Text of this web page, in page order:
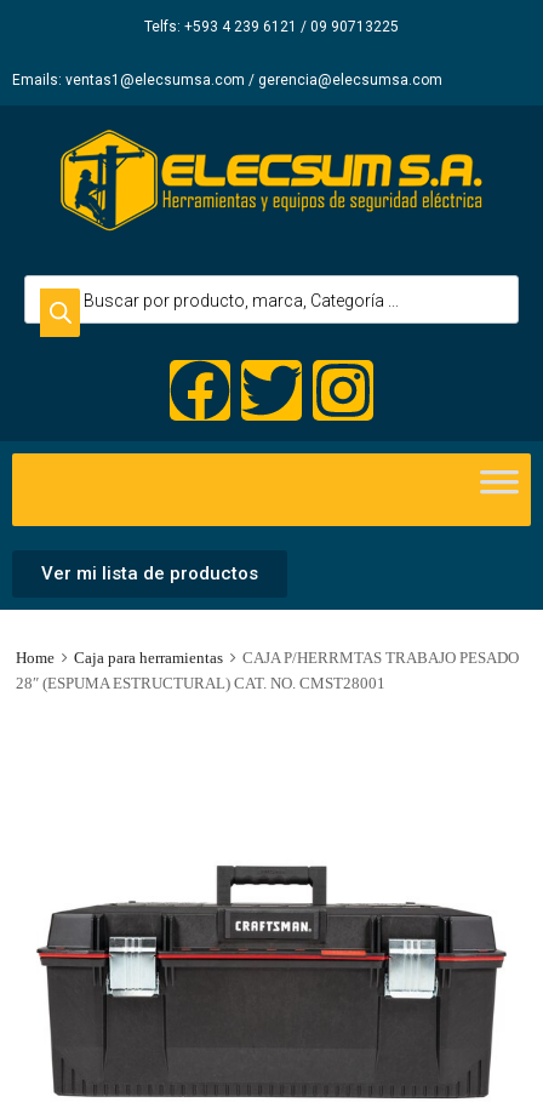
Telfs: +593 4 239 6121 / 09 90713225
Emails: ventas1@elecsumsa.com / gerencia@elecsumsa.com
Ver mi lista de productos
Home Caja para herramientas
CAJA P/HERRMTAS TRABAJO PESADO
28″ (ESPUMA ESTRUCTURAL) CAT. NO. CMST28001